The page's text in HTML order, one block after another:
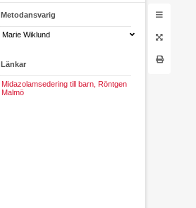
Metodansvarig
Marie Wiklund
Länkar
Midazolamsedering till barn, Röntgen
Malmö